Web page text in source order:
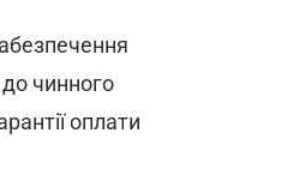
чинного
оплати